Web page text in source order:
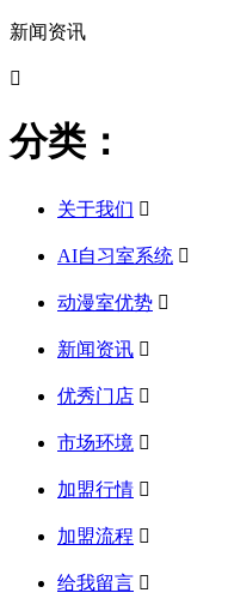
新闻资讯

分类：
关于我们 
AI自习室系统 
动漫室优势 
新闻资讯 
优秀门店 
市场环境 
加盟行情 
加盟流程 
给我留言 